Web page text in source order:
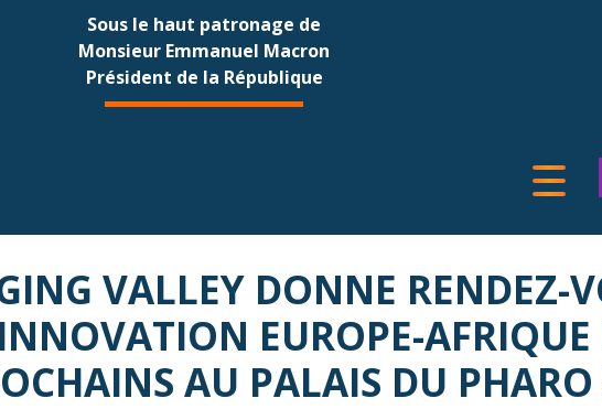
Sous le haut patronage de
Monsieur Emmanuel Macron
Président de la République
VALLEY DONNE RENDEZ-
EUROPE-AFRIQUE
AU PALAIS DU PHARO